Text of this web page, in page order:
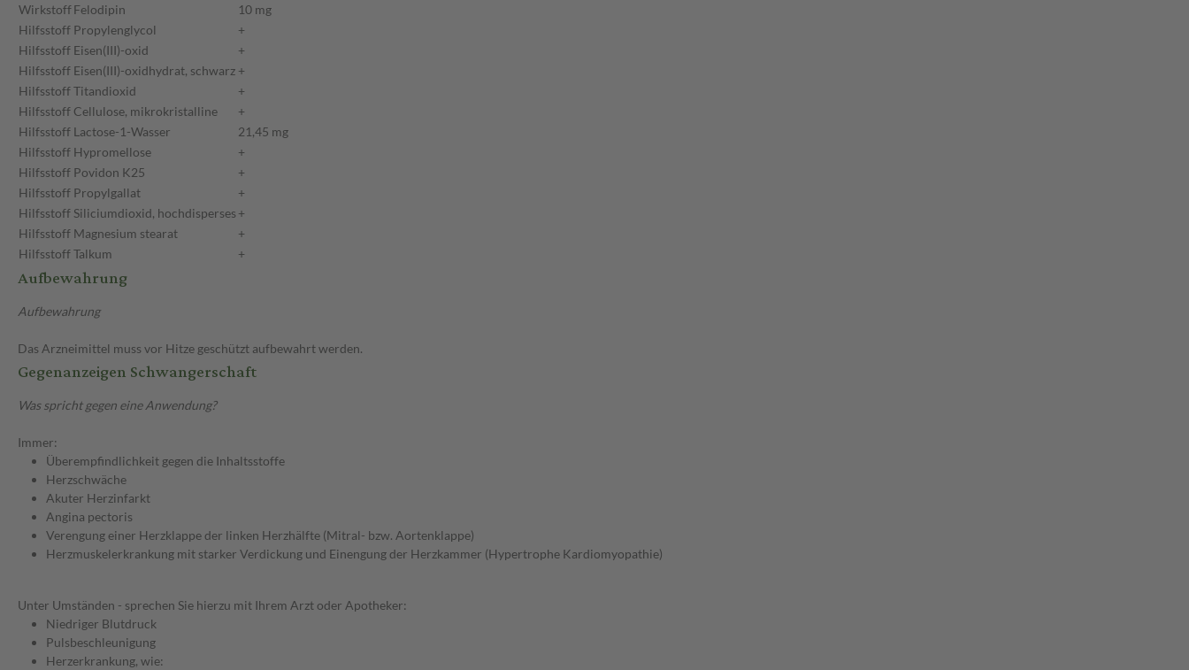
WirkstoffFelodipin
10 mg
Hilfsstoff Propylenglycol
+
Hilfsstoff Eisen(III)-oxid
+
Hilfsstoff Eisen(III)-oxidhydrat, schwarz +
HilfsstoffTitandioxid
+
Hilfsstoff Cellulose, mikrokristalline
+
Hilfsstoff Lactose-1-Wasser
21,45 mg
Hilfsstoff Hypromellose
+
Hilfsstoff Povidon K25
+
Hilfsstoff Propylgallat
+
Hilfsstoff Siliciumdioxid, hochdisperses +
Hilfsstoff Magnesium stearat
+
HilfsstoffTalkum +
Aufbewahrung
Aufbewahrung
Das Arzneimittel muss vor Hitze geschützt aufbewahrt werden.
Gegenanzeigen Schwangerschaft
Was spricht gegen eine Anwendung?
Immer:
Überempfindlichkeit gegen die Inhaltsstoffe
Herzschwäche
Akuter Herzinfarkt
Angina pectoris
Verengung einer Herzklappe der linken Herzhälfte (Mitral- bzw. Aortenklappe)
Herzmuskelerkrankung mit starker Verdickung und Einengung der Herzkammer (Hypertrophe Kardiomyopathie)
Unter Umständen - sprechen Sie hierzu mit Ihrem Arzt oder Apotheker:
Niedriger Blutdruck
Pulsbeschleunigung
Herzerkrankung, wie: